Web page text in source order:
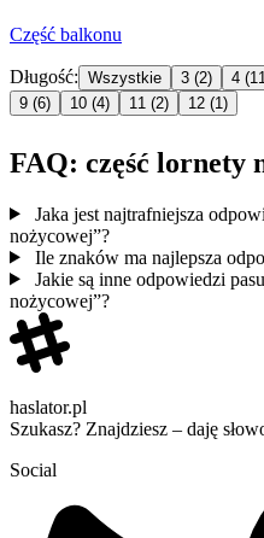
Część balkonu
Długość: Wszystkie 3 (2) 4
9 (6) 10 (4) 11 (2) 12 (1)
FAQ: część lornety
Jaka jest najtrafniejsza
nożycowej”?
Ile znaków ma najlepsza
Jakie są inne odpowiedzi
nożycowej”?
haslator.pl
Szukasz? Znajdziesz – daję
Social